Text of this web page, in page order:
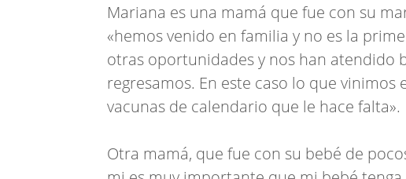
Mariana es una mamá que fue con su
«hemos venido en familia y no es la
otras oportunidades y nos han atendido
regresamos. En este caso lo que
vacunas de calendario que le hace falta».
Otra mamá, que fue con su bebé de